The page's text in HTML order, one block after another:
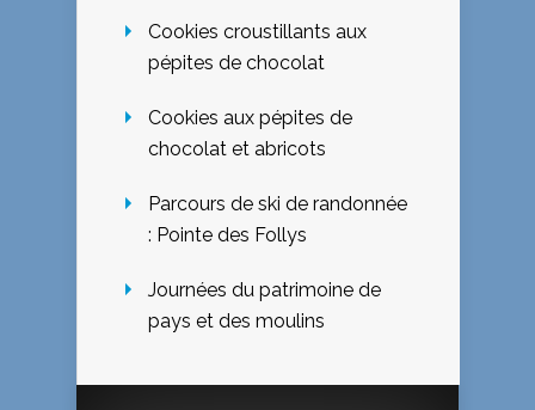
Cookies croustillants aux
pépites de chocolat
Cookies aux pépites de
chocolat et abricots
Parcours de ski de randonnée
: Pointe des Follys
Journées du patrimoine de
pays et des moulins